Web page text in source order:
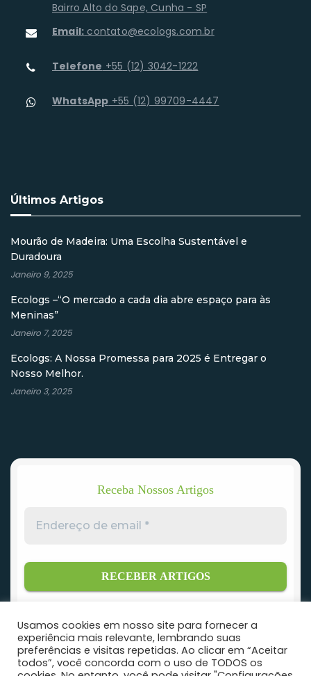
Bairro Alto do Sape, Cunha - SP
Email: contato@ecologs.com.br
Telefone +55 (12) 3042-1222
WhatsApp +55 (12) 99709-4447
Últimos Artigos
Mourão de Madeira: Uma Escolha Sustentável e
Duradoura
Janeiro 9, 2025
Ecologs –“O mercado a cada dia abre espaço para às
Meninas”
Janeiro 7, 2025
Ecologs: A Nossa Promessa para 2025 é Entregar o
Nosso Melhor.
Janeiro 3, 2025
Receba Nossos Artigos
Endereço
de
Usamos cookies em nosso site para fornecer a
experiência mais relevante, lembrando suas
preferências e visitas repetidas. Ao clicar em “Aceitar
todos”, você concorda com o uso de TODOS os